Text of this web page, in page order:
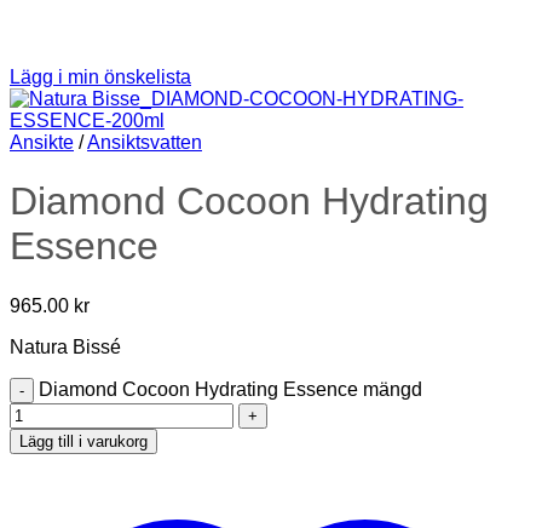
Lägg i min önskelista
Ansikte /Ansiktsvatten
Diamond Cocoon Hydrating
Essence
965.00 kr
Natura Bissé
Diamond Cocoon Hydrating Essence mängd
Lägg till i varukorg